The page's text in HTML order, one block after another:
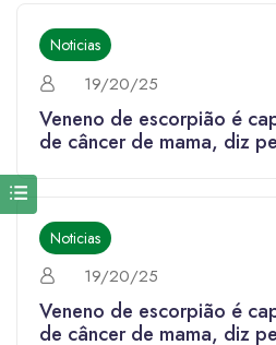
Noticias
19/20/25
Veneno de escorpião é
de câncer de mama, diz
Noticias
19/20/25
Veneno de escorpião é
de câncer de mama, diz